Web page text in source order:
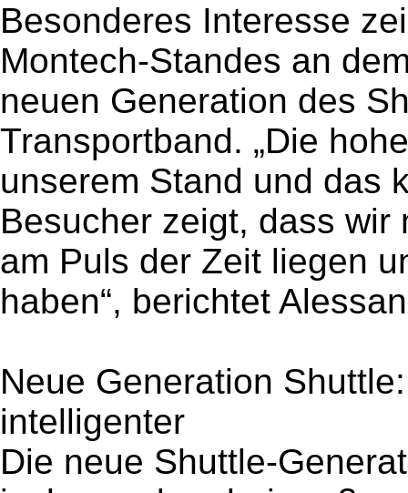
Besonderes Interesse
Montech-Standes an
neuen Generation des
Transportband. „Die
unserem Stand und das
Besucher zeigt, dass
am Puls der Zeit liegen
haben“, berichtet
Neue Generation
intelligenter
Die neue Shuttle-